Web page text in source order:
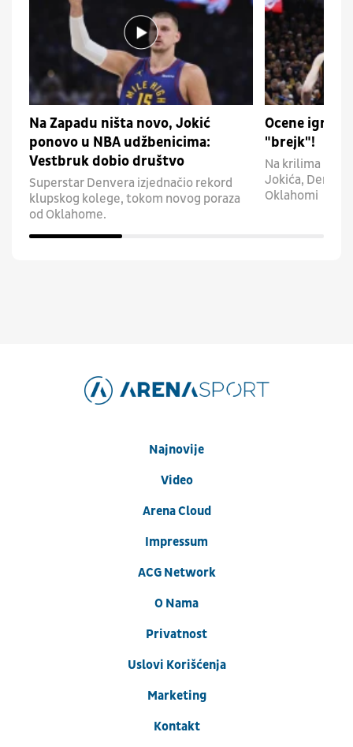
Na Zapadu ništa novo, Jokić
ponovo u NBA udžbenicima:
Vestbruk dobio društvo
Superstar Denvera izjednačio rekord
klupskog kolege, tokom novog poraza
od Oklahome.
Ocene
"brejk"!
Na krilima
Jokića, Denver
Oklahomi
Najnovije
Video
Arena Cloud
Impressum
ACG Network
O Nama
Privatnost
Uslovi Korišćenja
Marketing
Kontakt